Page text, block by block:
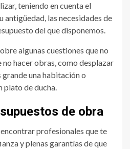
teniendo en cuenta el
antigüedad, las necesidades de
del que disponemos.
algunas cuestiones que no
no hacer obras, como desplazar
una habitación o
plato de ducha.
de obra
profesionales que te
y plenas garantías de que